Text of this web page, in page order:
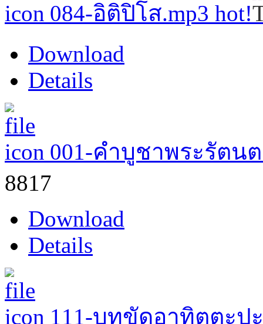
084-อิติปิโส.mp3 hot!
Download
Details
001-คำบูชาพระรัตน
8817
Download
Details
111-บทขัดอาทิตตะป